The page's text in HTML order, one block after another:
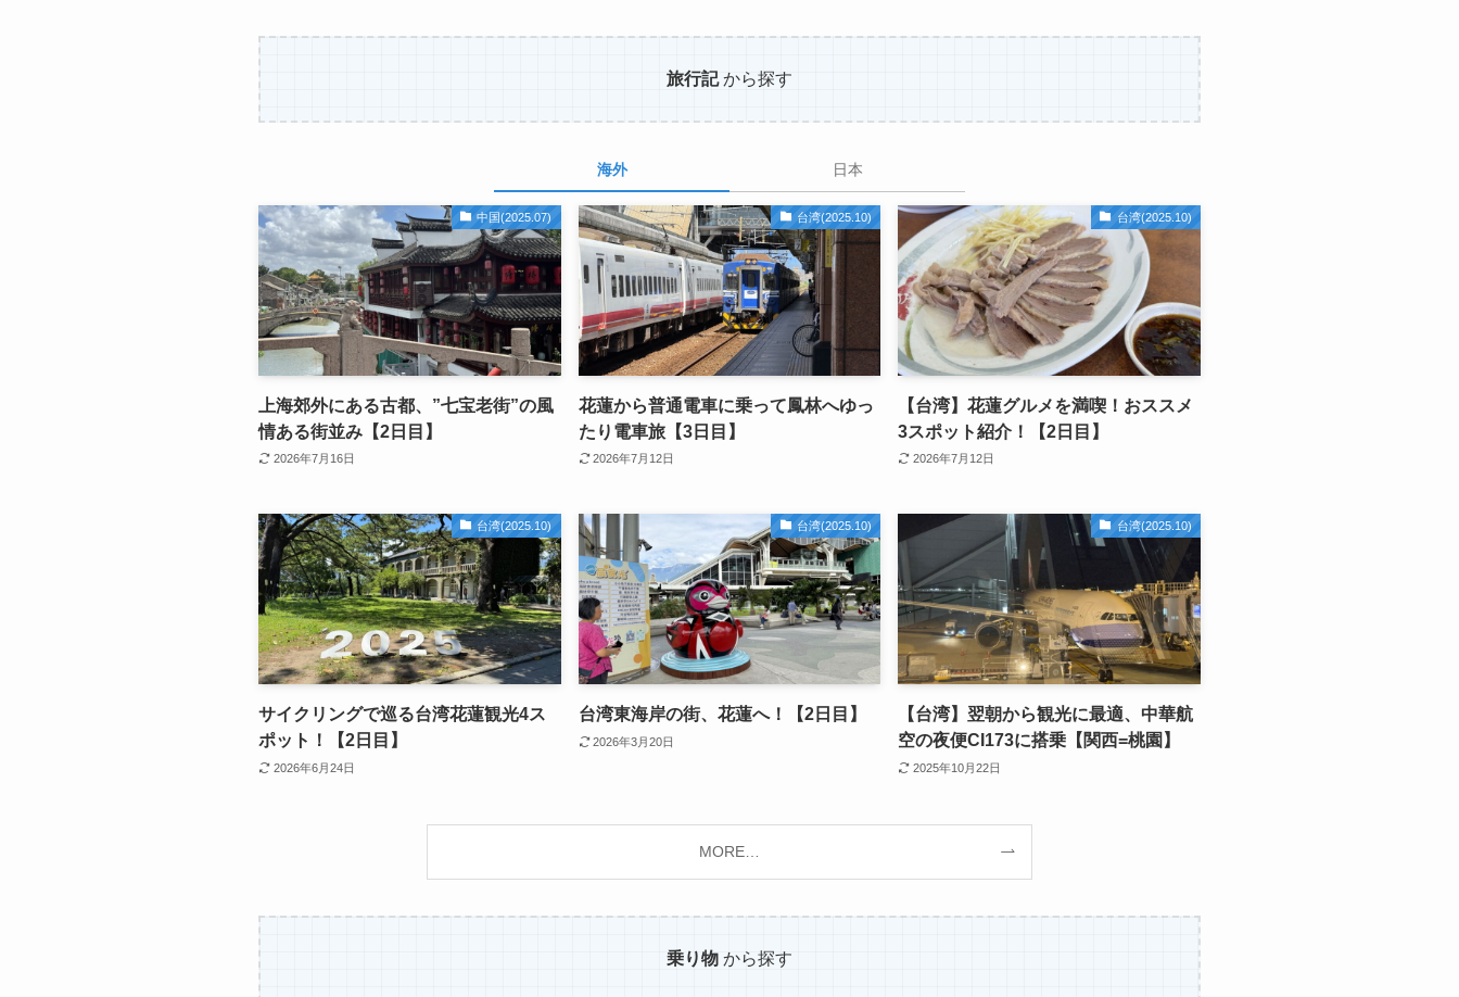
旅行記から探す
海外 日本
中国(2025.07)
上海郊外にある古都、”七宝老街”の風
情ある街並み【2日目】
2026年7月16日
台湾(2025.10)
花蓮から普通電車に乗って鳳林へゆっ
たり電車旅【3日目】
2026年7月12日
台湾(2025.10)
【台湾】花蓮グルメを満喫！おススメ
3スポット紹介！【2日目】
2026年7月12日
台湾(2025.10)
サイクリングで巡る台湾花蓮観光4ス
ポット！【2日目】
2026年6月24日
台湾(2025.10)
台湾東海岸の街、花蓮へ！【2日目】
2026年3月20日
台湾(2025.10)
【台湾】翌朝から観光に最適、中華航
空の夜便CI173に搭乗【関西=桃園】
2025年10月22日
MORE…
乗り物 から探す